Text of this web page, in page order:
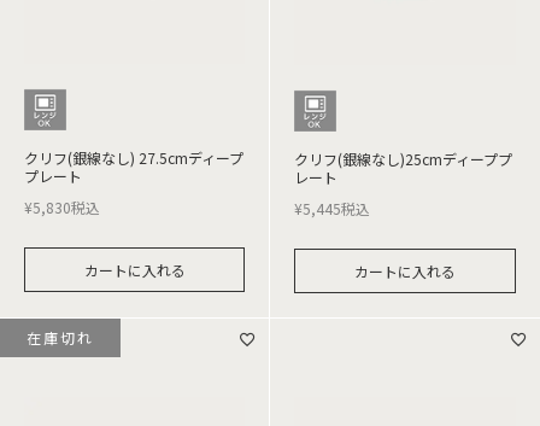
クリフ(銀線なし) 27.5cmディープ
プレート
¥5,830税込
カートに入れる
クリフ(銀線なし)25cmディーププ
レート
¥5,445税込
カートに入れる
在庫切れ